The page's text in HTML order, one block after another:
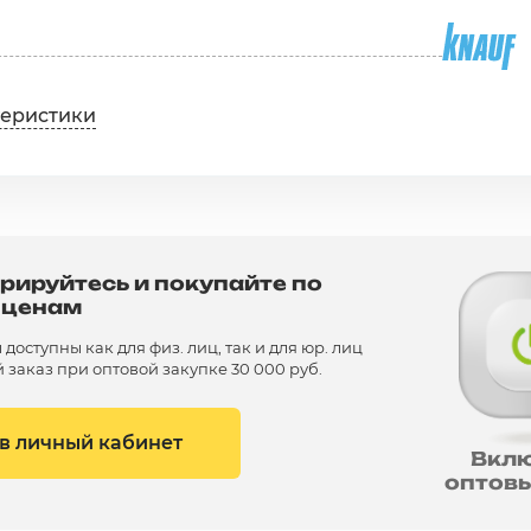
и покупайте по
как для физ. лиц, так и для юр. лиц
при оптовой закупке 30 000 руб.
личный кабинет